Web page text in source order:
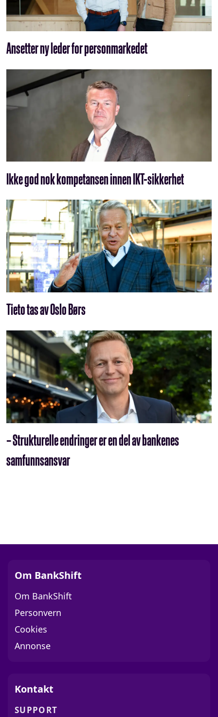
Ansetter ny leder for personmarkedet
Ikke god nok kompetansen innen IKT-sikkerhet
Tieto tas av Oslo Børs
– Strukturelle endringer er en del av bankenes
samfunnsansvar
Om BankShift
Om BankShift
Personvern
Cookies
Annonse
Kontakt
SUPPORT